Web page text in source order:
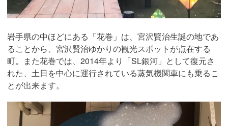
岩手県の中ほどにある「花巻」は、宮沢賢治生誕の地であ
ることから、宮沢賢治ゆかりの観光スポットが点在する
町。また花巻では、2014年より「SL銀河」として復元さ
れた、土日を中心に運行されている蒸気機関車にも乗るこ
とが出来ます。